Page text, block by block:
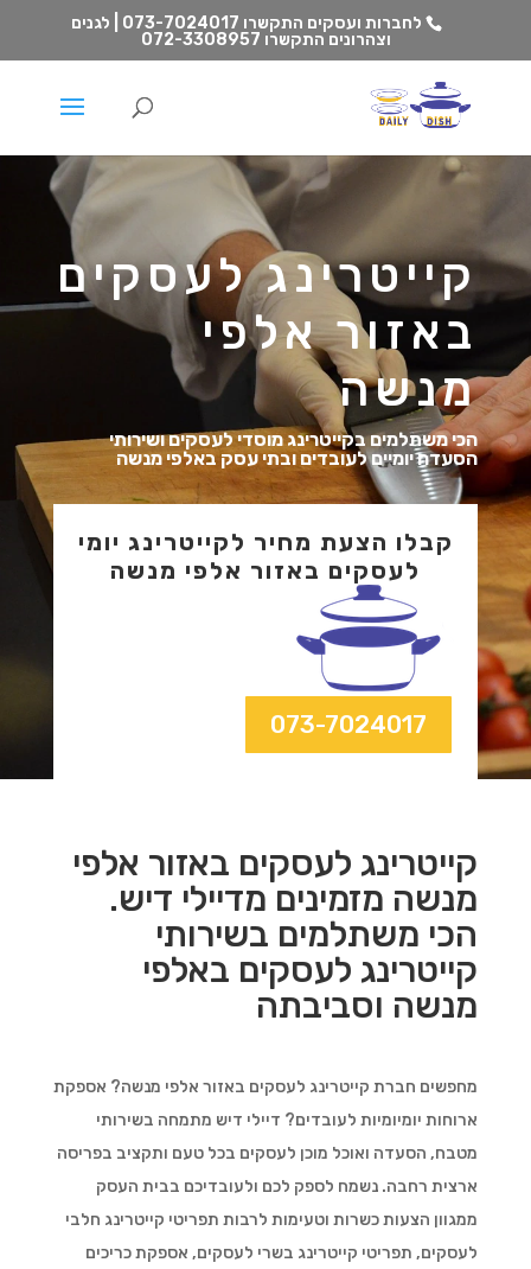
לחברות ועסקים התקשרו
073-7024017 | לגנים
וצהרונים התקשרו 072-3308957
קייטרינג לעסקים
באזור אלפי
מנשה
הכי משתלמים בקייטרינג מוסדי לעסקים ושירותי
הסעדה יומיים לעובדים ובתי עסק באלפי מנשה
קבלו הצעת מחיר לקייטרינג יומי
לעסקים באזור אלפי מנשה
073-7024017
קייטרינג לעסקים באזור אלפי
מנשה מזמינים מדיילי דיש.
הכי משתלמים בשירותי
קייטרינג לעסקים באלפי
מנשה וסביבתה
מחפשים חברת קייטרינג לעסקים באזור אלפי מנשה? אספקת
ארוחות יומיומיות לעובדים? דיילי דיש מתמחה בשירותי
מטבח, הסעדה ואוכל מוכן לעסקים בכל טעם ותקציב בפריסה
ארצית רחבה. נשמח לספק לכם ולעובדיכם בבית העסק
ממגוון הצעות כשרות וטעימות לרבות תפריטי קייטרינג חלבי
לעסקים, תפריטי קייטרינג בשרי לעסקים, אספקת כריכים